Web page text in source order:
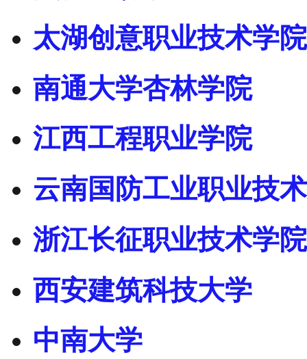
太湖创意职业技术学院
南通大学杏林学院
江西工程职业学院
云南国防工业职业技
浙江长征职业技术学院
西安建筑科技大学
中南大学